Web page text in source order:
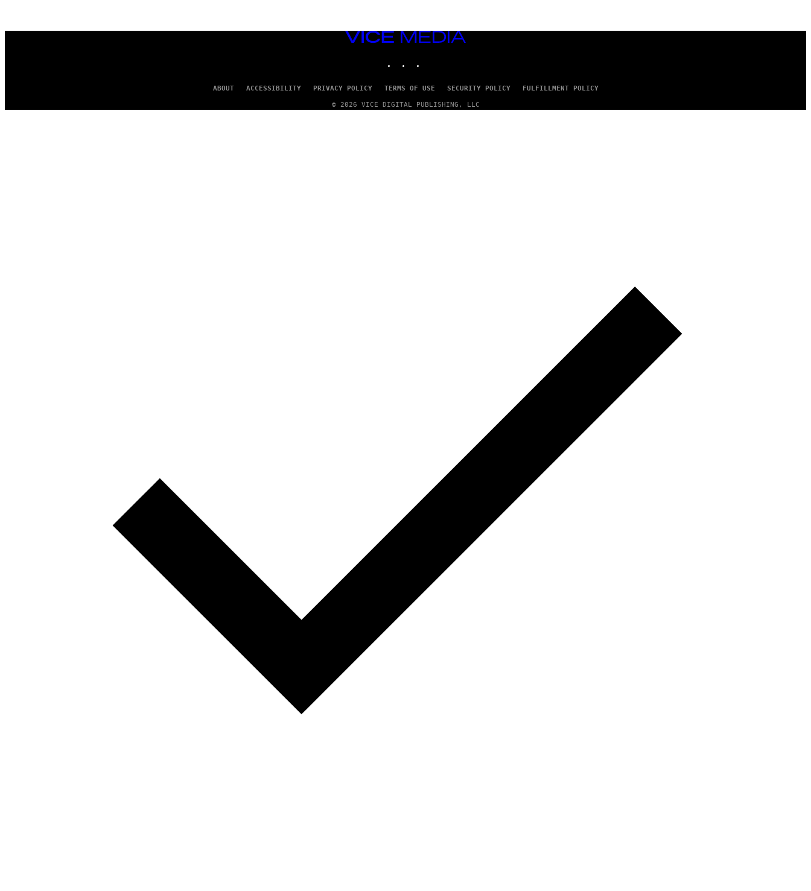
VICE
ABOUT ACCESSIBILITY PRIVACY POLICY TERMS OF USE SECURITY POLICY FULFILLMENT POLICY
© 2026 VICE DIGITAL PUBLISHING, LLC